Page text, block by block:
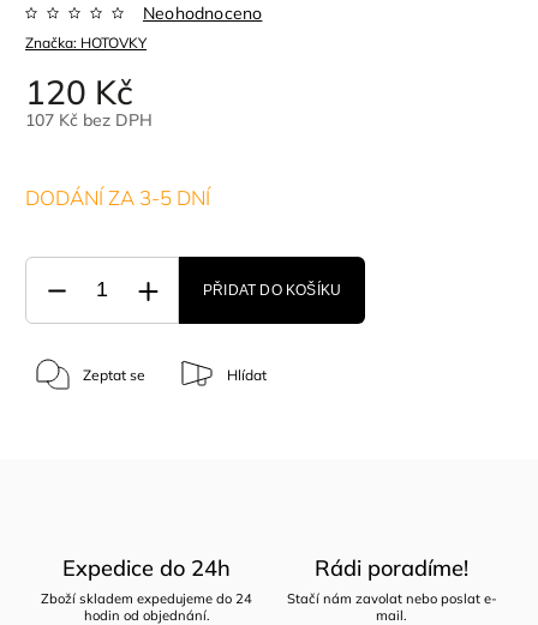
Značka: HOTOVKY
Neohodnoceno
120 Kč
107 Kč bez DPH
DODÁNÍ ZA 3-5 DNÍ
PŘIDAT DO KOŠÍKU
Zeptat se Hlídat
Expedice do 24h
Zboží skladem expedujeme do 24
hodin od objednání.
Rádi poradíme!
Stačí nám zavolat nebo poslat e-
mail.